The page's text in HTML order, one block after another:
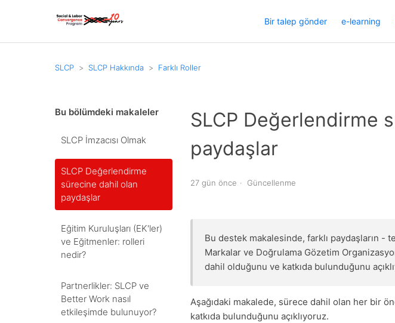
Bir talep gönder e-learning
SLCP SLCP Hakkında Farklı Roller
Bu bölümdeki makaleler
SLCP İmzacısı Olmak
SLCP Değerlendirme
sürecine dahil olan
paydaşlar
Eğitim Kuruluşları (EK'ler)
ve Eğitmenler: rolleri
nedir?
Partnerlikler: SLCP ve
Better Work nasıl
etkileşimde bulunuyor?
SLCP Değerlendirme
paydaşlar
27 gün önce Güncellenme
Bu destek makalesinde, farklı paydaşların -
Markalar ve Doğrulama Gözetim
dahil olduğunu ve katkıda bulunduğunu
Aşağıdaki makalede, sürece dahil olan her bir
katkıda bulunduğunu açıklıyoruz.